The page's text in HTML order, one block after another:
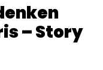
– Story